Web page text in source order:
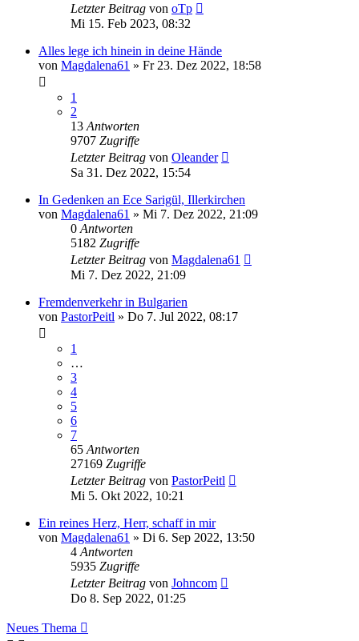
Letzter Beitrag von oTp
Mi 15. Feb 2023, 08:32
Alles lege ich hinein in deine Hände
von Magdalena61 » Fr 23. Dez 2022, 18:58
1
2
13 Antworten
9707 Zugriffe
Letzter Beitrag von Oleander
Sa 31. Dez 2022, 15:54
In Gedenken an Ece Sarigül, Illerkirchen
von Magdalena61 » Mi 7. Dez 2022, 21:09
0 Antworten
5182 Zugriffe
Letzter Beitrag von Magdalena61
Mi 7. Dez 2022, 21:09
Fremdenverkehr in Bulgarien
von PastorPeitl » Do 7. Jul 2022, 08:17
1
…
3
4
5
6
7
65 Antworten
27169 Zugriffe
Letzter Beitrag von PastorPeitl
Mi 5. Okt 2022, 10:21
Ein reines Herz, Herr, schaff in mir
von Magdalena61 » Di 6. Sep 2022, 13:50
4 Antworten
5935 Zugriffe
Letzter Beitrag von Johncom
Do 8. Sep 2022, 01:25
Neues Thema